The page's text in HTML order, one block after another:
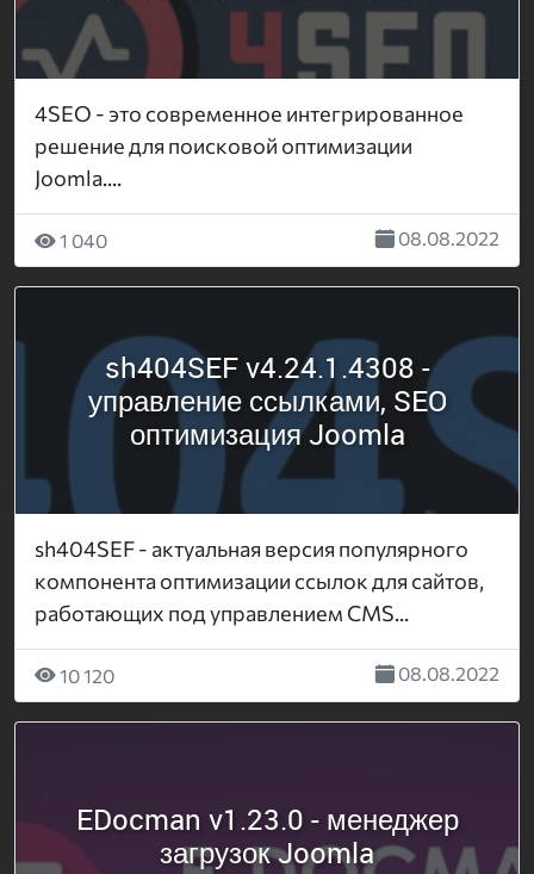
4SEO - это современное интегрированное
решение для поисковой оптимизации
Joomla....
1 040 08.08.2022
sh404SEF v4.24.1.4308 -
управление ссылками, SEO
оптимизация Joomla
sh404SEF - актуальная версия популярного
компонента оптимизации ссылок для сайтов,
работающих под управлением CMS...
10 120 08.08.2022
EDocman v1.23.0 - менеджер
загрузок Joomla